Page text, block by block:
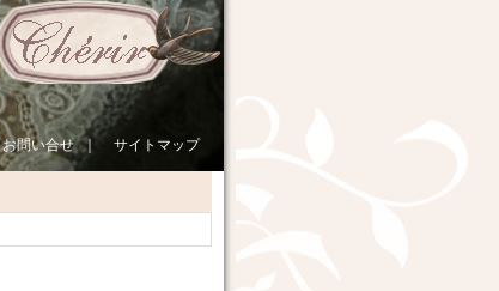
お問い合せ｜ サイトマップ